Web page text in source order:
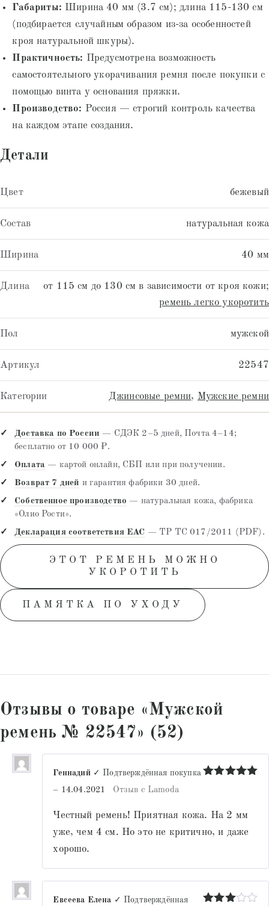
Габариты: Ширина 40 мм (3.7 см); длина 115-130 см
(подбирается случайным образом из-за особенностей
кроя натуральной шкуры).
Практичность: Предусмотрена возможность
самостоятельного укорачивания ремня после покупки с
помощью винта у основания пряжки.
Производство: Россия — строгий контроль качества
на каждом этапе создания.
Детали
Цвет бежевый
Состав натуральная кожа
Ширина 40 мм
Длина
от 115 см до 130 см в зависимости от кроя кожи;
ремень легко укоротить
Пол мужской
Артикул 22547
Категории Джинсовые ремни, Мужские ремни
Доставка по России — СДЭК 2–5 дней, Почта 4–14;
бесплатно от 10 000 ₽.
Оплата — картой онлайн, СБП или при получении.
Возврат 7 дней и гарантия фабрики 30 дней.
Собственное производство — натуральная кожа, фабрика
«Олио Рости».
Декларация соответствия EAC — ТР ТС 017/2011 (PDF).
ЭТОТ РЕМЕНЬ МОЖНО
УКОРОТИТЬ
ПАМЯТКА ПО УХОДУ
Отзывы о товаре «Мужской
ремень № 22547» (52)
Геннадий ✓ Подтверждённая покупка
– 14.04.2021 Отзыв с Lamoda
Честный ремень! Приятная кожа. На 2 мм
уже, чем 4 см. Но это не критично, и даже
хорошо.
Евсеева Елена ✓ Подтверждённая